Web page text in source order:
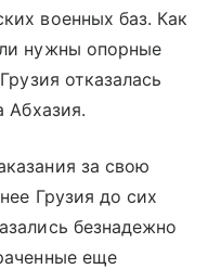
военных баз. Как
нужны опорные
отказалась
Абхазия.
за свою
Грузия до сих
безнадежно
еще